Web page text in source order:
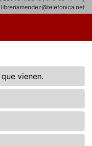
libreriamendez@telefonica.net
vienen.